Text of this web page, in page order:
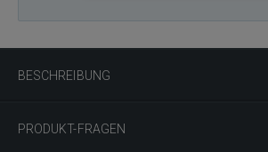
BESCHREIBUNG
PRODUKT-FRAGEN